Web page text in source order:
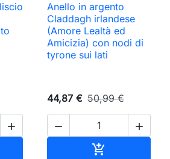

Anello in argento
Claddagh irlandese
(Amore Lealtà ed
Amicizia) con nodi di
tyrone sui lati
44,87 € 50,99 €
 
